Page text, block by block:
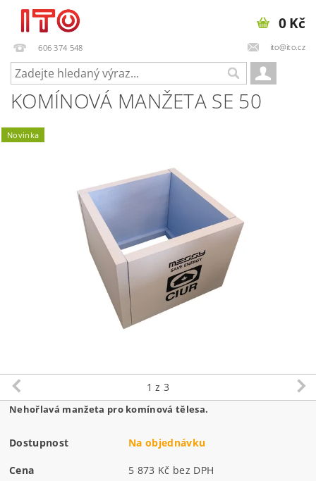
606 374 548 ito@ito.cz
0 Kč
KOMÍNOVÁ MANŽETA SE 50
Novinka
1 z 3
Nehořlavá manžeta pro komínová tělesa.
Dostupnost Na objednávku
Cena 5 873 Kč bez DPH